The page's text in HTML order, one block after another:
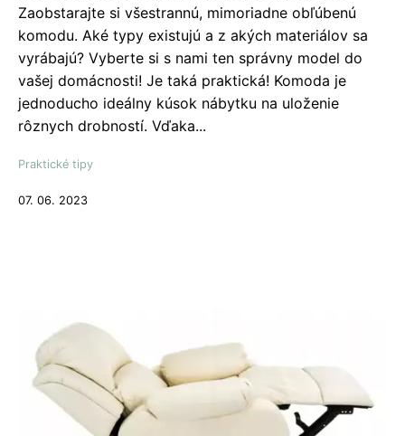
Zaobstarajte si všestrannú, mimoriadne obľúbenú
komodu. Aké typy existujú a z akých materiálov sa
vyrábajú? Vyberte si s nami ten správny model do
vašej domácnosti! Je taká praktická! Komoda je
jednoducho ideálny kúsok nábytku na uloženie
rôznych drobností. Vďaka...
Praktické tipy
07. 06. 2023